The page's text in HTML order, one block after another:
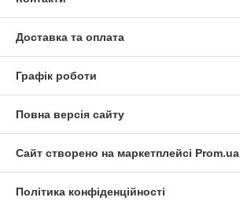
Доставка та оплата
Графік роботи
Повна версія сайту
Сайт створено на маркетплейсі Prom.ua
Політика конфіденційності